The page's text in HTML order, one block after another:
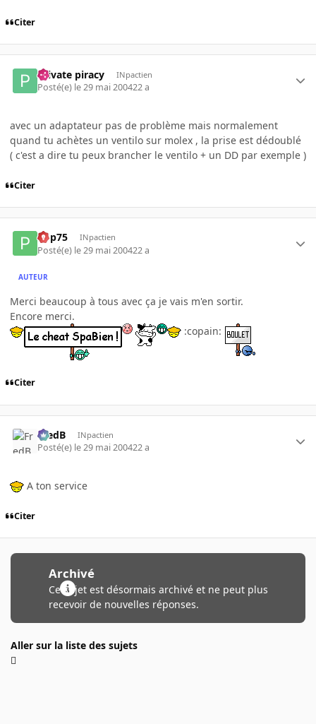
Citer
Private piracy INpactien
Posté(e) le 29 mai 200422 a
avec un adaptateur pas de problème mais normalement
quand tu achètes un ventilo sur molex , la prise est dédoublé
( c'est a dire tu peux brancher le ventilo + un DD par exemple )
Citer
Pop75 INpactien
Posté(e) le 29 mai 200422 a
AUTEUR
Merci beaucoup à tous avec ça je vais m'en sortir.
Encore merci.
:copain:
Citer
FredB INpactien
Posté(e) le 29 mai 200422 a
A ton service
Citer
Archivé
Ce sujet est désormais archivé et ne peut plus
recevoir de nouvelles réponses.
Aller sur la liste des sujets